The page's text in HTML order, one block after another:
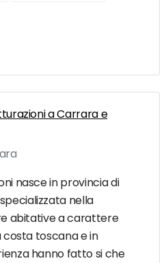
a Carrara e
nasce in provincia di
nella
abitative a carattere
costa toscana e in
hanno fatto si che